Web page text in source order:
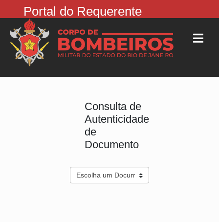
Portal do Requerente
Consulta de
Autenticidade
de
Documento